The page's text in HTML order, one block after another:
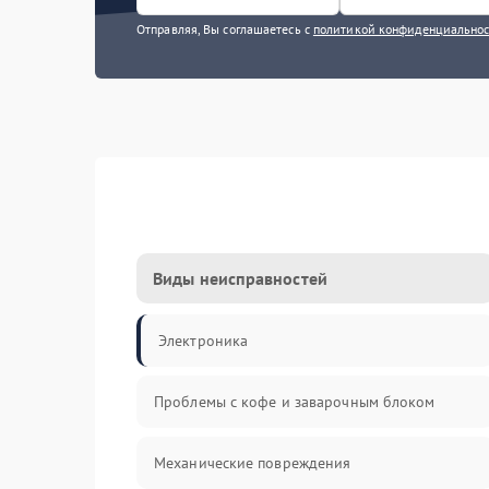
Отправляя, Вы соглашаетесь с политикой
Виды неисправностей
Электроника
Проблемы с кофе и заварочным блоком
Механические повреждения